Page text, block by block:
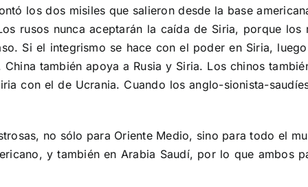
los dos misiles que salieron desde la base
rusos nunca aceptarán la caída de Siria, porque
Si el integrismo se hace con el poder en Siria,
también apoya a Rusia y Siria. Los chinos
con el de Ucrania. Cuando los anglo-sionista-
no sólo para Oriente Medio, sino para todo el
y también en Arabia Saudí, por lo que ambos